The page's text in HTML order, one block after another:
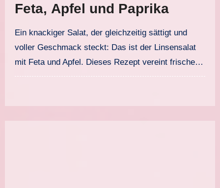
Feta, Apfel und Paprika
Ein knackiger Salat, der gleichzeitig sättigt und
voller Geschmack steckt: Das ist der Linsensalat
mit Feta und Apfel. Dieses Rezept vereint frische…